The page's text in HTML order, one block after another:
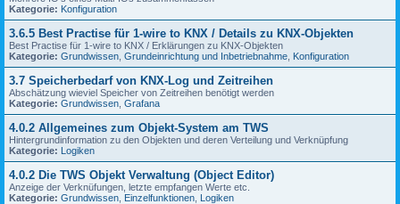
Kategorie: Konfiguration
3.6.5 Best Practise für 1-wire to KNX / Details zu KNX-Objekten
Best Practise für 1-wire to KNX / Erklärungen zu KNX-Objekten
Kategorie: Grundwissen Grundeinrichtung und Inbetriebnahme Konfiguration
3.7 Speicherbedarf von KNX-Log und Zeitreihen
Abschätzung wieviel Speicher von Zeitreihen benötigt werden
Kategorie: Grundwissen Grafana
4.0.2 Allgemeines zum Objekt-System am TWS
Hintergrundinformation zu den Objekten und deren Verteilung und Verknüpfung
Kategorie: Logiken
4.0.2 Die TWS Objekt Verwaltung (Object Editor)
Anzeige der Verknüfungen, letzte empfangen Werte etc.
Kategorie: Grundwissen Einzelfunktionen Logiken